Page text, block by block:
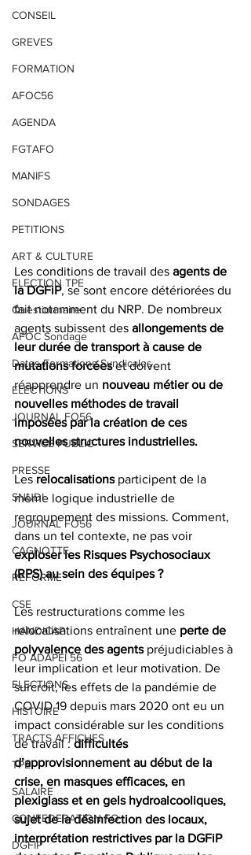
CONSEIL
GREVES
FORMATION
AFOC56
AGENDA
FGTAFO
MANIFS
SONDAGES
PETITIONS
ART & CULTURE
ELECTION TPE
Questionnaire
AFOC Sondage
Dates Formations Syndicales
ELECTIONS
JOURNAL FO56
SERVICE PUBLIC
PRESSE
SNUDI
JOURNAL FO56
CAGNOTTE
REFORME
CSE
HANDICAP
FO ADAPEI 56
ELECTIONS
HISTOIRE
TRACTS AFFICHES
TPE
SALAIRE
CONFEDERATION FO
DGFIP
Les conditions de travail des agents de
la DGFiP, se sont encore détériorées du
fait notamment du NRP. De nombreux
agents subissent des allongements de
leur durée de transport à cause de
mutations forcées et doivent
réapprendre un nouveau métier ou de
nouvelles méthodes de travail
imposées par la création de ces
nouvelles structures industrielles.
Les relocalisations participent de la
même logique industrielle de
regroupement des missions. Comment,
dans un tel contexte, ne pas voir
exploser les Risques Psychosociaux
(RPS) au sein des équipes ?
Les restructurations comme les
relocalisations entraînent une perte de
polyvalence des agents préjudiciables à
leur implication et leur motivation. De
surcroît, les effets de la pandémie de
COVID 19 depuis mars 2020 ont eu un
impact considérable sur les conditions
de travail : difficultés
d’approvisionnement au début de la
crise, en masques efficaces, en
plexiglass et en gels hydroalcooliques,
sujet de la désinfection des locaux,
interprétation restrictives par la DGFiP